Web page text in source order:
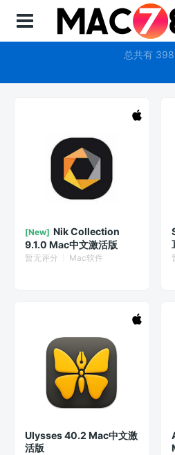
插件
总共有
[New] Nik Collection
9.1.0 Mac中文激活版
暂无评分 Mac软件
Ulysses 40.2 Mac中文激
活版